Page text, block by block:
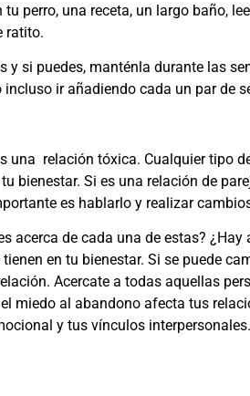
perro, una receta, un largo baño,
ratito.
si puedes, manténla durante las
ir añadiendo cada un par de
relación tóxica. Cualquier tipo
bienestar. Si es una relación de
es hablarlo y realizar
acerca de cada una de estas?
en tu bienestar. Si se puede
Acercate a todas aquellas
miedo al abandono afecta tus
y tus vínculos interpersonales.